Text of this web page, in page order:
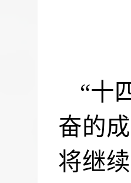
“十
奋的
将继